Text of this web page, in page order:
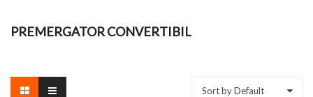
PREMERGATOR CONVERTIBIL
Sort by Default